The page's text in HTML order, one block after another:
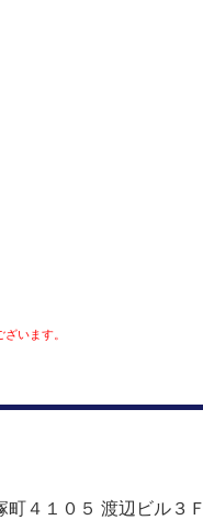
います。
４１０５ 渡辺ビル３Ｆ